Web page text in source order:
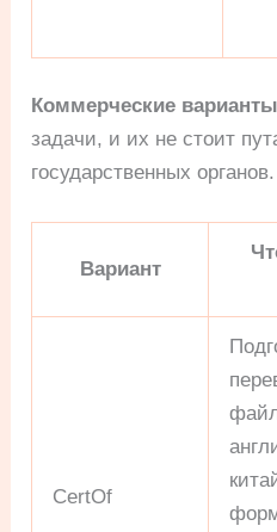
Коммерческие варианты
задачи, и их не стоит
государственных органов.
Вариант
CertOf